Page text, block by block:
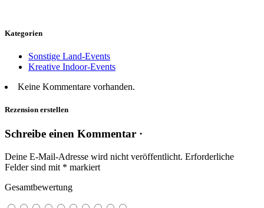
Kategorien
Sonstige Land-Events
Kreative Indoor-Events
Keine Kommentare vorhanden.
Rezension erstellen
Schreibe einen Kommentar ·
Deine E-Mail-Adresse wird nicht veröffentlicht. Erforderliche
Felder sind mit * markiert
Gesamtbewertung